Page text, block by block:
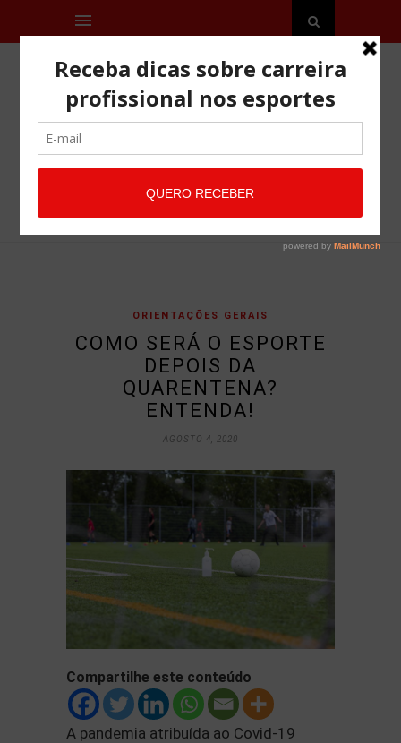
ORIENTAÇÕES GERAIS
COMO SERÁ O ESPORTE
DEPOIS DA
QUARENTENA?
ENTENDA!
AGOSTO 4, 2020
Compartilhe este conteúdo
A pandemia atribuída ao Covid-19